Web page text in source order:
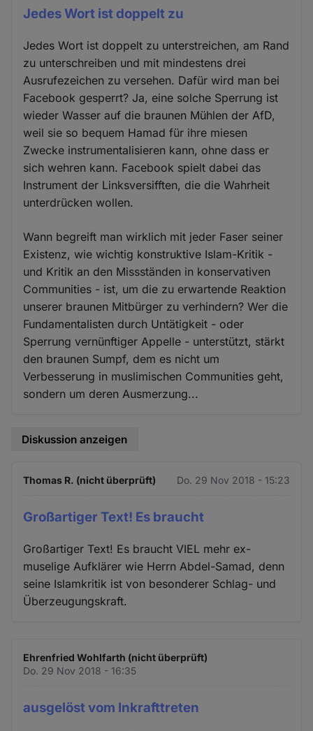
Jedes Wort ist doppelt zu
Jedes Wort ist doppelt zu unterstreichen, am Rand
zu unterschreiben und mit mindestens drei
Ausrufezeichen zu versehen. Dafür wird man bei
Facebook gesperrt? Ja, eine solche Sperrung ist
wieder Wasser auf die braunen Mühlen der AfD,
weil sie so bequem Hamad für ihre miesen
Zwecke instrumentalisieren kann, ohne dass er
sich wehren kann. Facebook spielt dabei das
Instrument der Linksversifften, die die Wahrheit
unterdrücken wollen.
Wann begreift man wirklich mit jeder Faser seiner
Existenz, wie wichtig konstruktive Islam-Kritik -
und Kritik an den Missständen in konservativen
Communities - ist, um die zu erwartende Reaktion
unserer braunen Mitbürger zu verhindern? Wer die
Fundamentalisten durch Untätigkeit - oder
Sperrung vernünftiger Appelle - unterstützt, stärkt
den braunen Sumpf, dem es nicht um
Verbesserung in muslimischen Communities geht,
sondern um deren Ausmerzung...
Diskussion anzeigen
Thomas R. (nicht überprüft) Do. 29 Nov 2018 - 15:23
Großartiger Text! Es braucht
Großartiger Text! Es braucht VIEL mehr ex-
muselige Aufklärer wie Herrn Abdel-Samad, denn
seine Islamkritik ist von besonderer Schlag- und
Überzeugungskraft.
Ehrenfried Wohlfarth (nicht überprüft)
Do. 29 Nov 2018 - 16:35
ausgelöst vom Inkrafttreten